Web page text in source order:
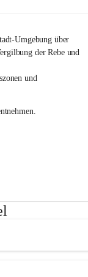
Umgebung über
der Rebe und
und